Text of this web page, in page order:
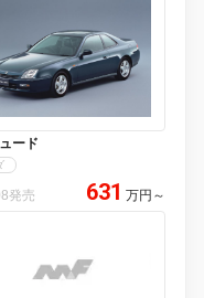
ード
発売 631 万円 ～